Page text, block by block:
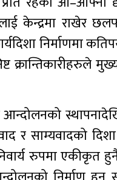
केन्द्रमा राखेर
निर्माणमा
क्रान्तिकारीहरुले
र साम्यवादको
रुपमा एकीकृत